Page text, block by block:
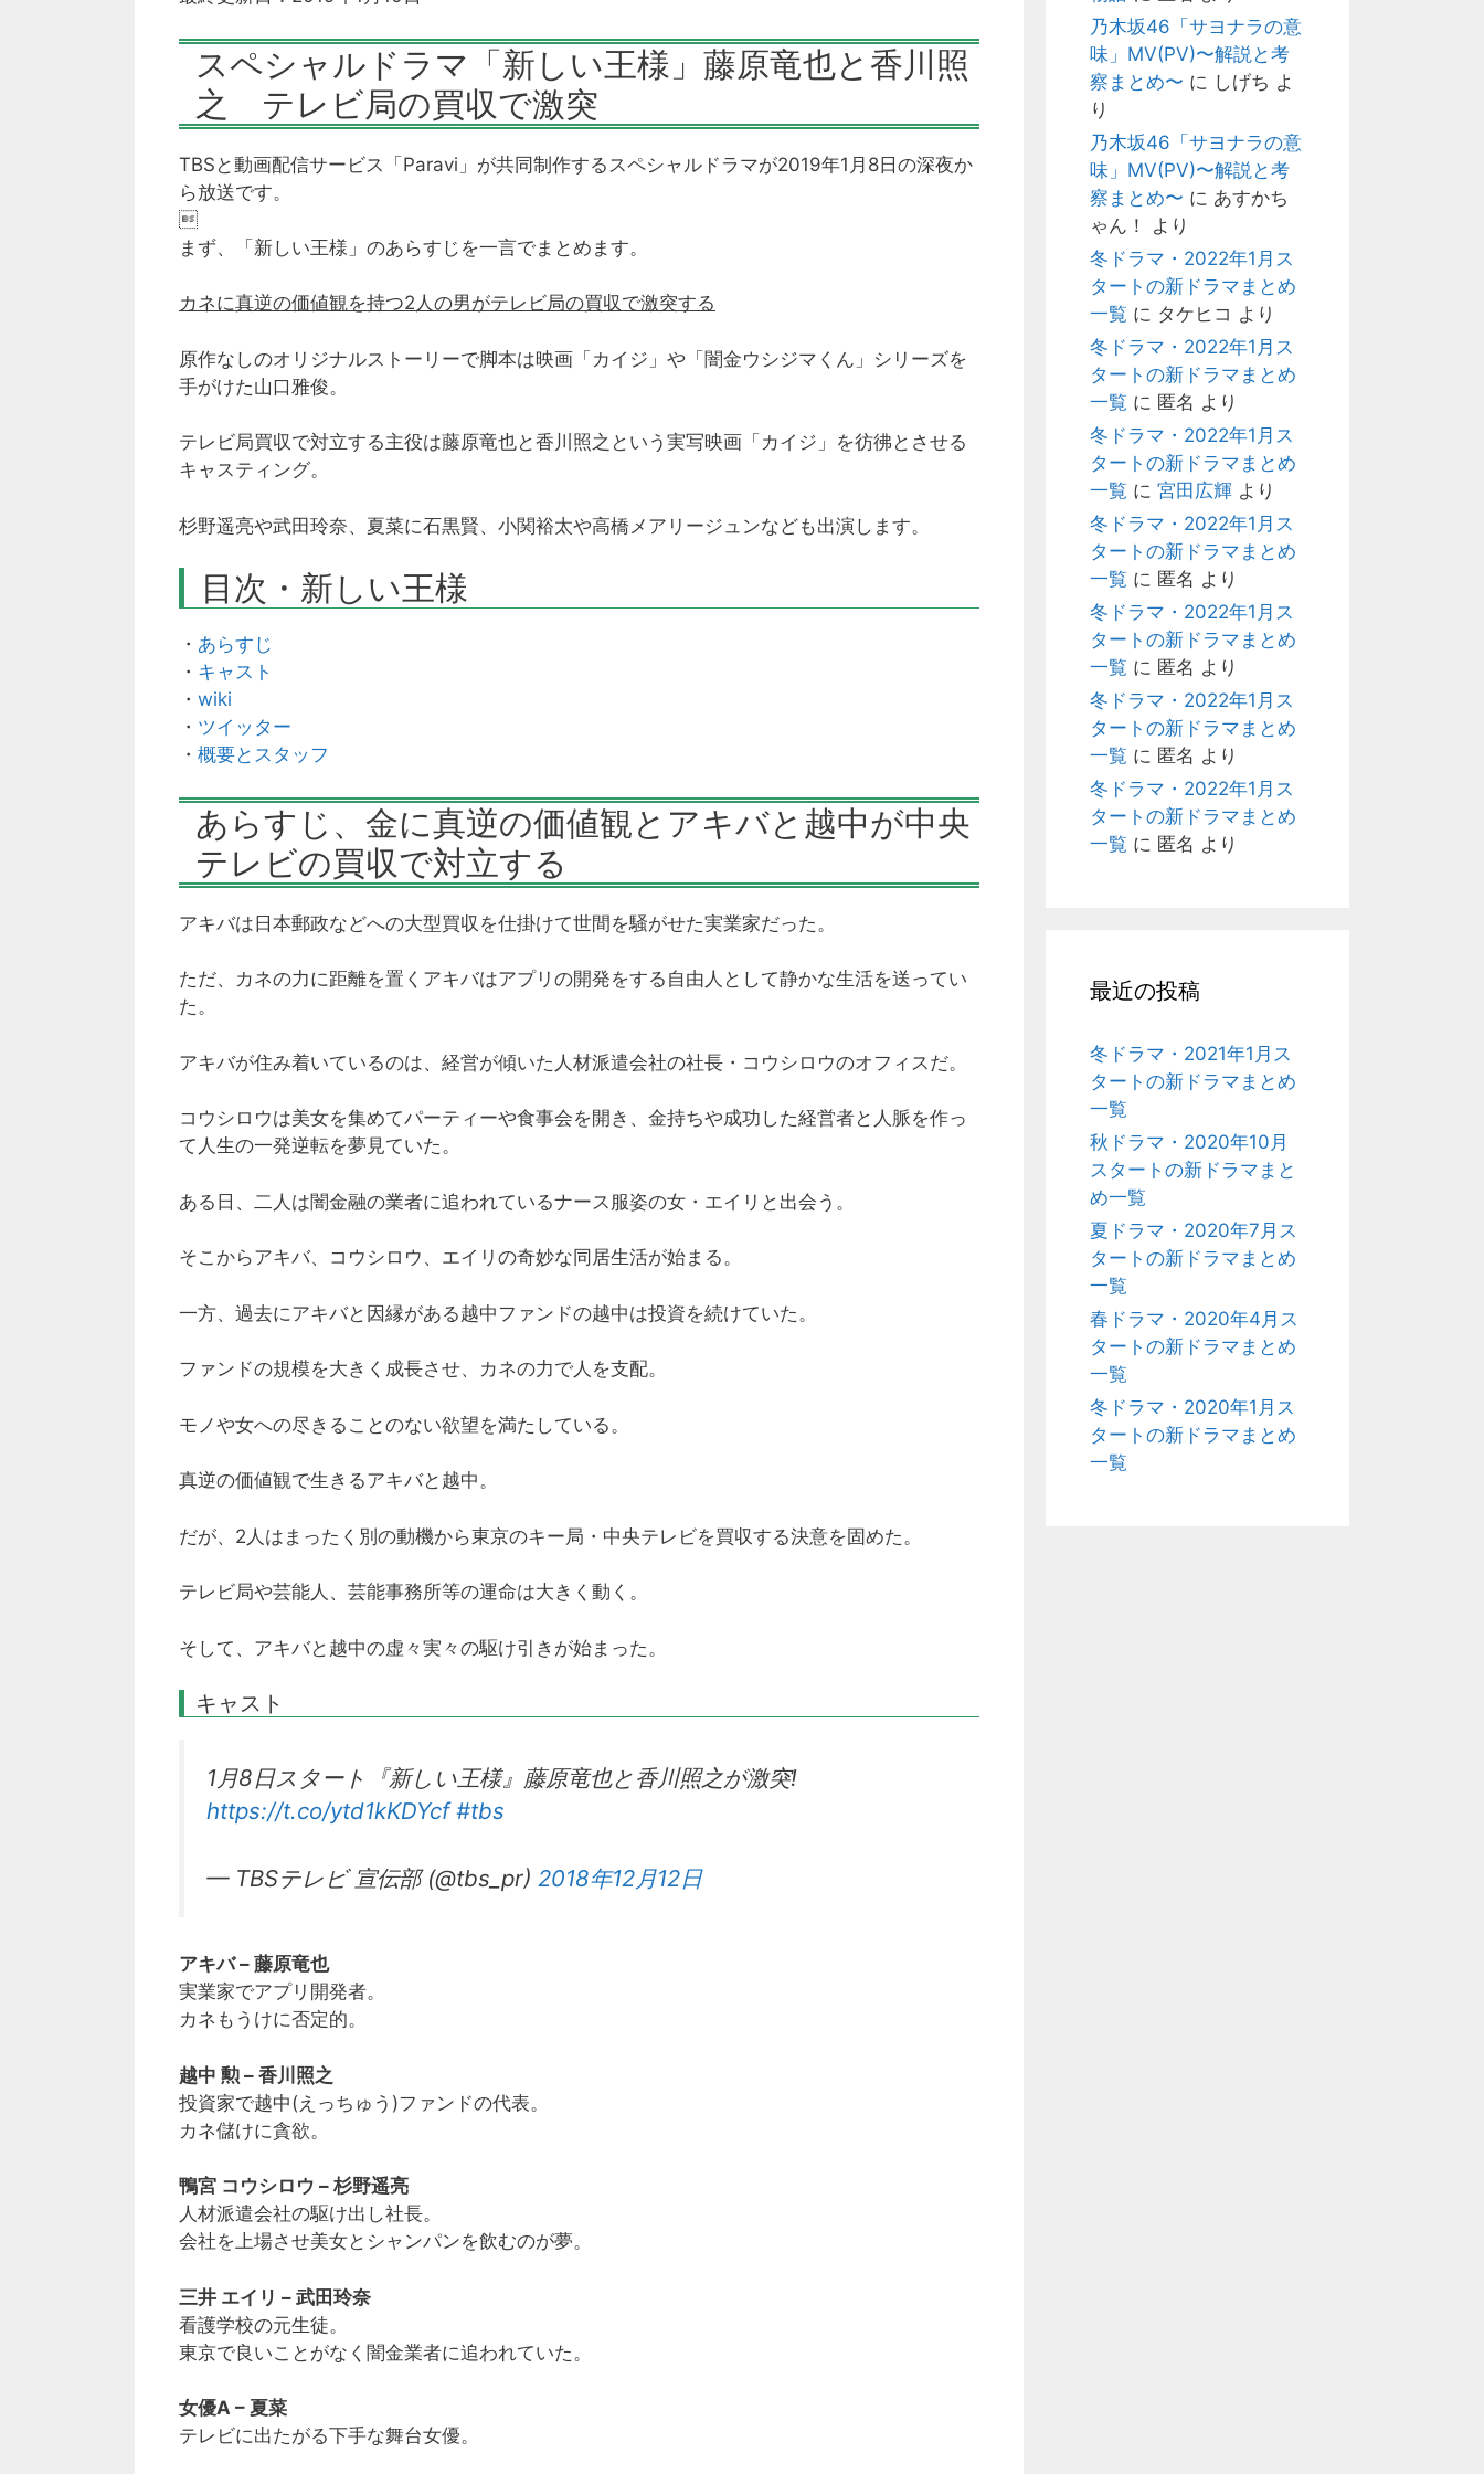
スペシャルドラマ「新しい王様」藤原竜也と香川照
之 テレビ局の買収で激突
TBSと動画配信サービス「Paravi」が共同制作するスペシャルドラマが2019年1月8日の深夜か
ら放送です。

まず、「新しい王様」のあらすじを一言でまとめます。
カネに真逆の価値観を持つ2人の男がテレビ局の買収で激突する
原作なしのオリジナルストーリーで脚本は映画「カイジ」や「闇金ウシジマくん」シリーズを
手がけた山口雅俊。
テレビ局買収で対立する主役は藤原竜也と香川照之という実写映画「カイジ」を彷彿とさせる
キャスティング。
杉野遥亮や武田玲奈、夏菜に石黒賢、小関裕太や高橋メアリージュンなども出演します。
目次・新しい王様
・ あらすじ
・ キャスト
・ wiki
・ ツイッター
・ 概要とスタッフ
あらすじ、金に真逆の価値観とアキバと越中が中央
テレビの買収で対立する
アキバは日本郵政などへの大型買収を仕掛けて世間を騒がせた実業家だった。
ただ、カネの力に距離を置くアキバはアプリの開発をする自由人として静かな生活を送ってい
た。
アキバが住み着いているのは、経営が傾いた人材派遣会社の社長・コウシロウのオフィスだ。
コウシロウは美女を集めてパーティーや食事会を開き、金持ちや成功した経営者と人脈を作っ
て人生の一発逆転を夢見ていた。
ある日、二人は闇金融の業者に追われているナース服姿の女・エイリと出会う。
そこからアキバ、コウシロウ、エイリの奇妙な同居生活が始まる。
一方、過去にアキバと因縁がある越中ファンドの越中は投資を続けていた。
ファンドの規模を大きく成長させ、カネの力で人を支配。
モノや女への尽きることのない欲望を満たしている。
真逆の価値観で生きるアキバと越中。
だが、2人はまったく別の動機から東京のキー局・中央テレビを買収する決意を固めた。
テレビ局や芸能人、芸能事務所等の運命は大きく動く。
そして、アキバと越中の虚々実々の駆け引きが始まった。
キャスト
1月8日スタート『新しい王様』藤原竜也と香川照之が激突!
https://t.co/ytd1kKDYcf #tbs
— TBSテレビ 宣伝部 (@tbs_pr) 2018年12月12日
アキバ – 藤原竜也
実業家でアプリ開発者。
カネもうけに否定的。
越中 勲 – 香川照之
投資家で越中(えっちゅう)ファンドの代表。
カネ儲けに貪欲。
鴨宮 コウシロウ – 杉野遥亮
人材派遣会社の駆け出し社長。
会社を上場させ美女とシャンパンを飲むのが夢。
三井 エイリ – 武田玲奈
看護学校の元生徒。
東京で良いことがなく闇金業者に追われていた。
女優A – 夏菜
テレビに出たがる下手な舞台女優。
乃木坂46「サヨナラの意
味」MV(PV)〜解説と考
察まとめ〜 に しげち よ
り
乃木坂46「サヨナラの意
味」MV(PV)〜解説と考
察まとめ〜 に あすかち
ゃん！
より
冬ドラマ・2022年1月ス
タートの新ドラマまとめ
一覧 に タケヒコ より
冬ドラマ・2022年1月ス
タートの新ドラマまとめ
一覧 に 匿名 より
冬ドラマ・2022年1月ス
タートの新ドラマまとめ
一覧 に 宮田広輝 より
冬ドラマ・2022年1月ス
タートの新ドラマまとめ
一覧 に 匿名 より
冬ドラマ・2022年1月ス
タートの新ドラマまとめ
一覧 に 匿名 より
冬ドラマ・2022年1月ス
タートの新ドラマまとめ
一覧 に 匿名 より
冬ドラマ・2022年1月ス
タートの新ドラマまとめ
一覧 に 匿名 より
最近の投稿
冬ドラマ・2021年1月ス
タートの新ドラマまとめ
一覧
秋ドラマ・2020年10月
スタートの新ドラマまと
め一覧
夏ドラマ・2020年7月ス
タートの新ドラマまとめ
一覧
春ドラマ・2020年4月ス
タートの新ドラマまとめ
一覧
冬ドラマ・2020年1月ス
タートの新ドラマまとめ
一覧